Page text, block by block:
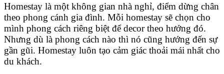
Homestay là một không gian nhà nghỉ, điểm dừng chân
theo phong cánh gia đình. Mỗi homestay sẽ chọn cho
mình phong cách riêng biệt để decor theo hướng đó.
Nhưng dù là phong cách nào thì nó cũng hướng đến sự
gần gũi. Homestay luôn tạo cảm giác thoải mái nhất cho
du khách.